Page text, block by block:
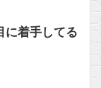
に着手してる